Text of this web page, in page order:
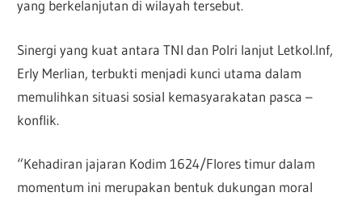
yang berkelanjutan di wilayah tersebut.
Sinergi yang kuat antara TNI dan Polri lanjut Letkol.Inf,
Erly Merlian, terbukti menjadi kunci utama dalam
memulihkan situasi sosial kemasyarakatan pasca –
konflik.
“Kehadiran jajaran Kodim 1624/Flores timur dalam
momentum ini merupakan bentuk dukungan moral